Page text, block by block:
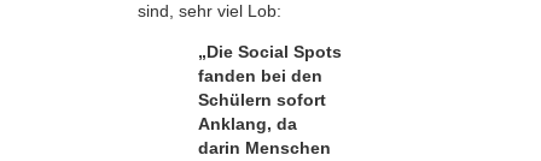
sind, sehr viel Lob:
„Die Social Spots
fanden bei den
Schülern sofort
Anklang, da
darin Menschen